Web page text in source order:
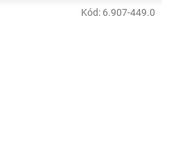
Kód: 6.907-449.0